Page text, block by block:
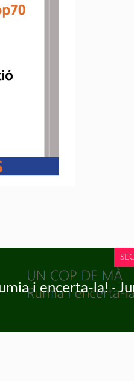
i encerta-la! ·